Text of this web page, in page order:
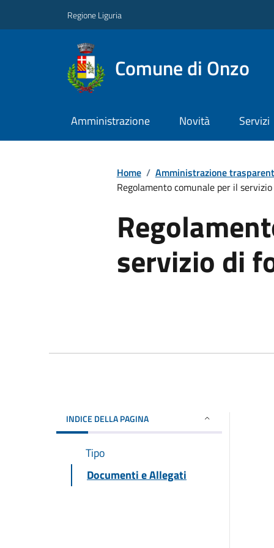
Regione Liguria
Comune di Onzo
Amministrazione Novità Servizi
Home / Amministrazione
Regolamento comunale per il
servizio di
INDICE DELLA PAGINA
Tipo
Documenti e Allegati